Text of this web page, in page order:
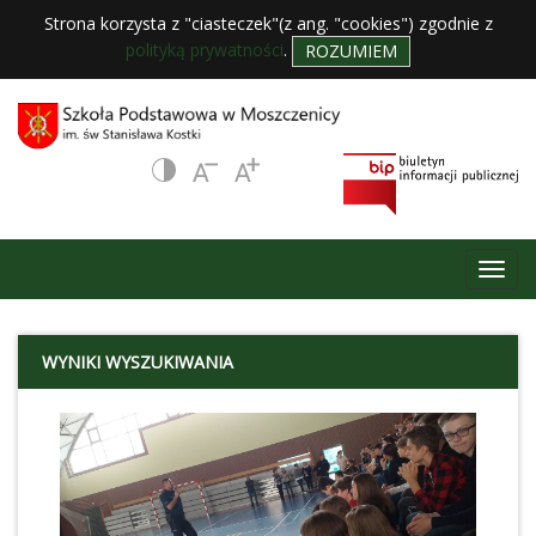
Strona korzysta z "ciasteczek"(z ang. "cookies") zgodnie z
polityką prywatności. ROZUMIEM
WYNIKI WYSZUKIWANIA